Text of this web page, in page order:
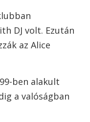
DJ volt. Ezután
az Alice
ben alakult
a valóságban